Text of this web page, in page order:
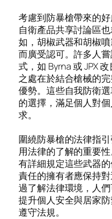
考慮到防暴槍帶來的
自衛產品共享討論區
如，胡椒武器和胡椒
而廣受認可。許多人
式，如 Byrna 或 JPX
之處在於結合槍械的
優勢。這些自我防衛
的選擇，滿足個人對
求。
圍繞防暴槍的法律指
用法律的了解的重要
有詳細規定這些武器
責任的擁有者應保持
過了解法律環境，人
提升個人安全與居家
遵守法規。